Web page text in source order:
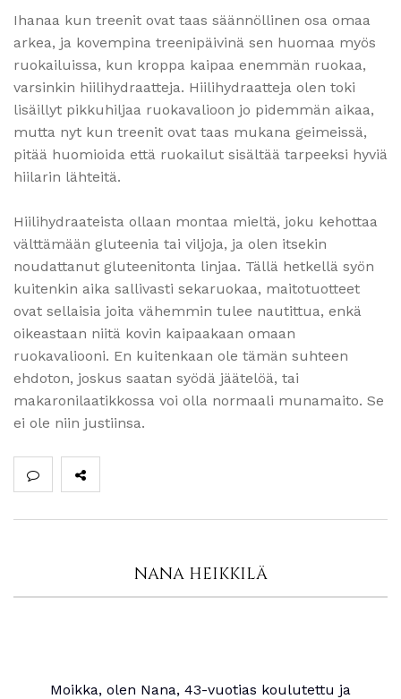
Ihanaa kun treenit ovat taas säännöllinen osa omaa
arkea, ja kovempina treenipäivinä sen huomaa myös
ruokailuissa, kun kroppa kaipaa enemmän ruokaa,
varsinkin hiilihydraatteja. Hiilihydraatteja olen toki
lisäillyt pikkuhiljaa ruokavalioon jo pidemmän aikaa,
mutta nyt kun treenit ovat taas mukana geimeissä,
pitää huomioida että ruokailut sisältää tarpeeksi hyviä
hiilarin lähteitä.
Hiilihydraateista ollaan montaa mieltä, joku kehottaa
välttämään gluteenia tai viljoja, ja olen itsekin
noudattanut gluteenitonta linjaa. Tällä hetkellä syön
kuitenkin aika sallivasti sekaruokaa, maitotuotteet
ovat sellaisia joita vähemmin tulee nautittua, enkä
oikeastaan niitä kovin kaipaakaan omaan
ruokavaliooni. En kuitenkaan ole tämän suhteen
ehdoton, joskus saatan syödä jäätelöä, tai
makaronilaatikkossa voi olla normaali munamaito. Se
ei ole niin justiinsa.
NANA HEIKKILÄ
Moikka, olen Nana, 43-vuotias koulutettu ja